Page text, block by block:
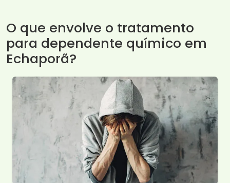
O que envolve o tratamento
para dependente químico em
Echaporã?